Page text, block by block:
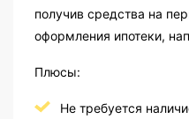
получив средства на
оформления ипотеки,
Плюсы:
Не требуется